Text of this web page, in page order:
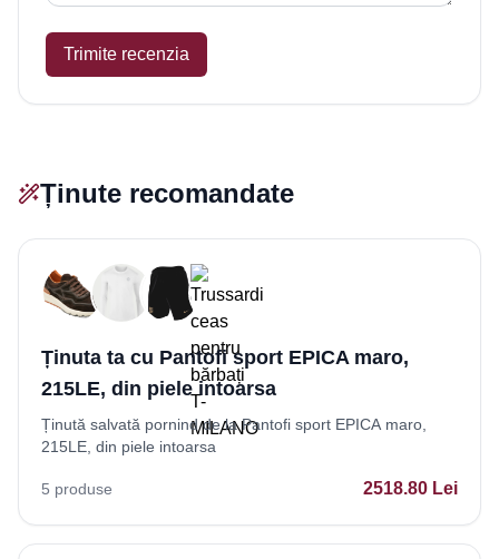
Trimite recenzia
Ținute recomandate
Ținuta ta cu Pantofi sport EPICA maro,
215LE, din piele intoarsa
Ținută salvată pornind de la Pantofi sport EPICA maro,
215LE, din piele intoarsa
5 produse 2518.80 Lei